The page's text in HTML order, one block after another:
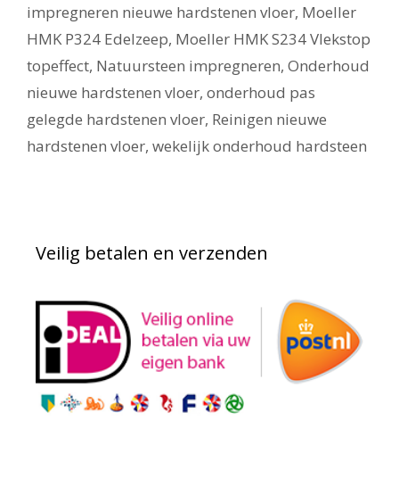
impregneren nieuwe hardstenen vloer, Moeller
HMK P324 Edelzeep, Moeller HMK S234 Vlekstop
topeffect, Natuursteen impregneren, Onderhoud
nieuwe hardstenen vloer, onderhoud pas
gelegde hardstenen vloer, Reinigen nieuwe
hardstenen vloer, wekelijk onderhoud hardsteen
Veilig betalen en verzenden